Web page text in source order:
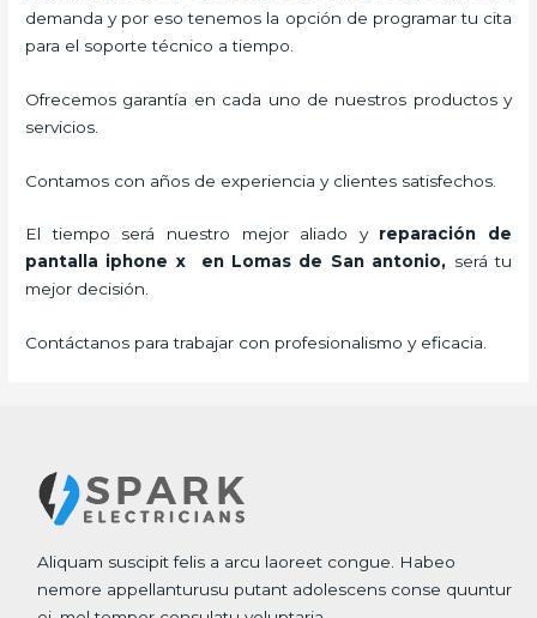
demanda y por eso tenemos la opción de programar tu cita
para el soporte técnico a tiempo.
Ofrecemos garantía en cada uno de nuestros productos y
servicios.
Contamos con años de experiencia y clientes satisfechos.
El tiempo será nuestro mejor aliado y reparación de
pantalla iphone xen Lomas de San antonio, será tu
mejor decisión.
Contáctanos para trabajar con profesionalismo y eficacia.
Aliquam suscipit felis a arcu laoreet congue. Habeo
nemore appellanturusu putant adolescens conse quuntur